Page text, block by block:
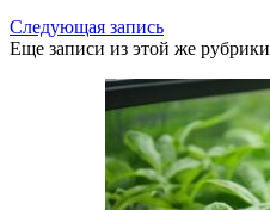
Следующая запись
Еще записи из этой же рубрики